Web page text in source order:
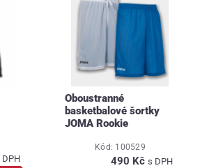
DPH
Oboustranné
basketbalové šortky
JOMA Rookie
Kód: 100529
490 Kč s DPH